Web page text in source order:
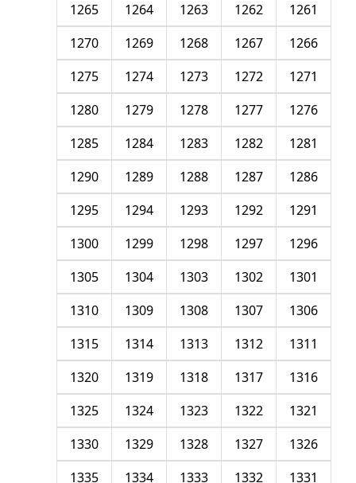
1261
1262
1263
1264
1265
1266
1267
1268
1269
1270
1271
1272
1273
1274
1275
1276
1277
1278
1279
1280
1281
1282
1283
1284
1285
1286
1287
1288
1289
1290
1291
1292
1293
1294
1295
1296
1297
1298
1299
1300
1301
1302
1303
1304
1305
1306
1307
1308
1309
1310
1311
1312
1313
1314
1315
1316
1317
1318
1319
1320
1321
1322
1323
1324
1325
1326
1327
1328
1329
1330
1331
1332
1333
1334
1335